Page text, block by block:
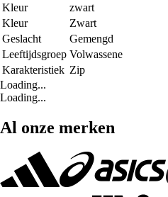
Kleur
zwart
Kleur
Zwart
Geslacht
Gemengd
Leeftijdsgroep Volwassene
Karakteristiek Zip
Loading...
Loading...
Al onze merken